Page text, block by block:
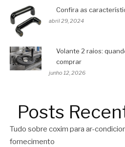
Confira as
abril 29, 2024
Volante 2 raios:
comprar
junho 12, 2026
Posts
Tudo sobre coxim para ar-
fornecimento